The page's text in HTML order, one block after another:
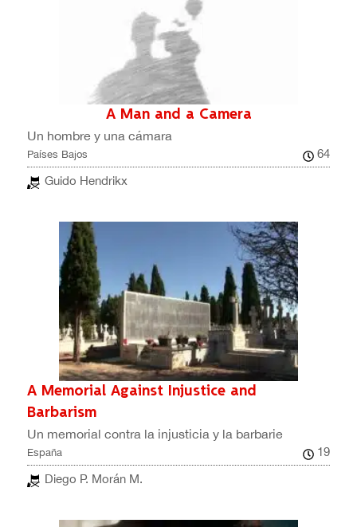
A Man and a Camera
Un hombre y una cámara
Países Bajos
64
Guido Hendrikx
A Memorial Against Injustice and
Barbarism
Un memorial contra la injusticia y la barbarie
España
19
Diego P. Morán M.